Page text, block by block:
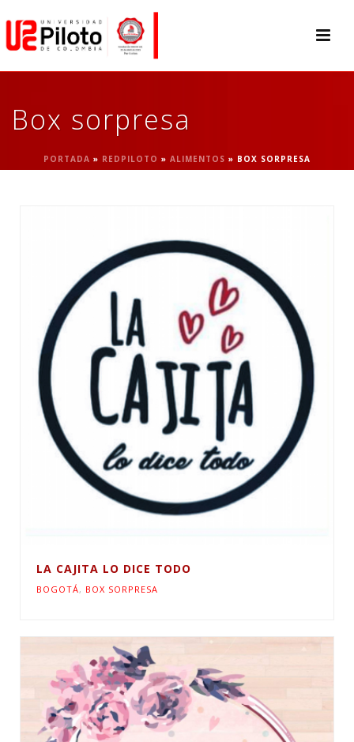
Box sorpresa
PORTADA » REDPILOTO » ALIMENTOS » BOX SORPRESA
LA CAJITA LO DICE TODO
BOGOTÁ, BOX SORPRESA